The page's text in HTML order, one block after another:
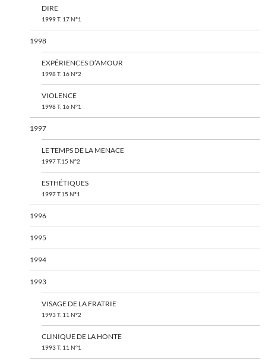
DIRE
1999 T. 17 N°1
1998
EXPÉRIENCES D’AMOUR
1998 T. 16 N°2
VIOLENCE
1998 T. 16 N°1
1997
LE TEMPS DE LA MENACE
1997 T.15 N°2
ESTHÉTIQUES
1997 T.15 N°1
1996
1995
1994
1993
VISAGE DE LA FRATRIE
1993 T. 11 N°2
CLINIQUE DE LA HONTE
1993 T. 11 N°1